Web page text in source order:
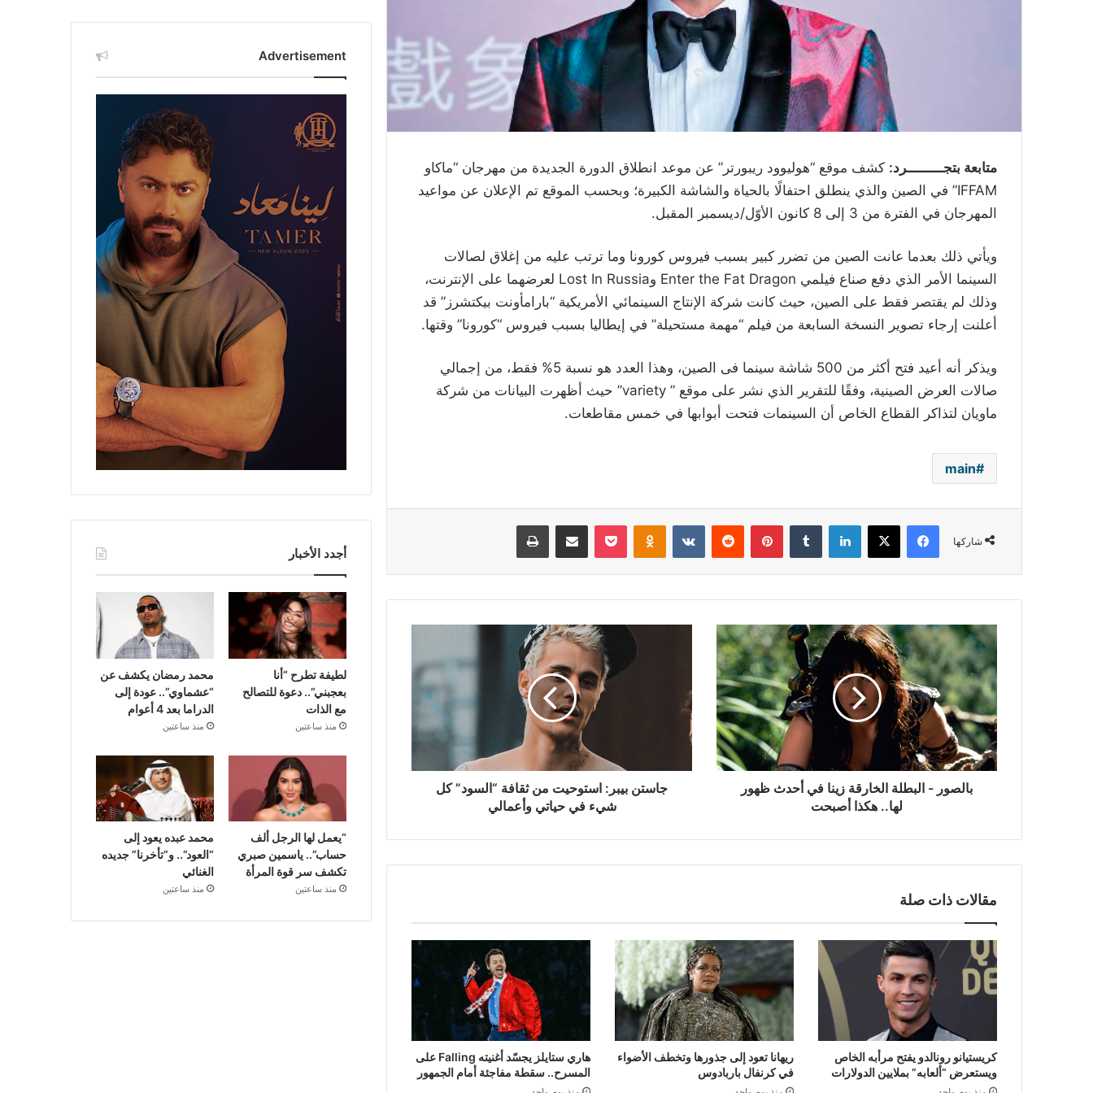
متابعة بتجـــــــــرد: كشف موقع “هوليوود ريبورتر” عن موعد انطلاق الدورة الجديدة من مهرجان “ماكاو
IFFAM” في الصين والذي ينطلق احتفالًا بالحياة والشاشة الكبيرة؛ وبحسب الموقع تم الإعلان عن مواعيد
المهرجان في الفترة من 3 إلى 8 كانون الأوّل/ديسمبر المقبل.
ويأتي ذلك بعدما عانت الصين من تضرر كبير بسبب فيروس كورونا وما ترتب عليه من إغلاق لصالات
السينما الأمر الذي دفع صناع فيلمي Enter the Fat Dragon وLost In Russia لعرضهما على الإنترنت،
وذلك لم يقتصر فقط على الصين، حيث كانت شركة الإنتاج السينمائي الأمريكية “بارامأونت بيكتشرز” قد
أعلنت إرجاء تصوير النسخة السابعة من فيلم “مهمة مستحيلة” في إيطاليا بسبب فيروس “كورونا” وقتها.
ويذكر أنه أعيد فتح أكثر من 500 شاشة سينما فى الصين، وهذا العدد هو نسبة 5% فقط، من إجمالي
صالات العرض الصينية، وفقًا للتقرير الذي نشر على موقع ” variety” حيث أظهرت البيانات من شركة
ماويان لتذاكر القطاع الخاص أن السينمات فتحت أبوابها في خمس مقاطعات.
main
شاركها
فيسبوك ‫X لينكدإن بينتيريست Odnoklassniki
‫Pocket مشاركة عبر البريد طباعة
بالصور
-
البطلة
الخارقة
زينا
في
أحدث
ظهور
لها..
بالصور - البطلة الخارقة زينا في أحدث ظهور
لها.. هكذا أصبحت
ثقافة
“السود”
كل
في
جاستن بيبر: استوحيت من ثقافة “السود” كل
شيء في حياتي وأعمالي
مقالات ذات صلة
كريستيانو رونالدو يفتح مرأبه الخاص
ويستعرض “ألعابه” بملايين الدولارات
ريهانا تعود إلى جذورها وتخطف الأضواء
في كرنفال باربادوس
هاري ستايلز يجسّد أغنيته Falling على
المسرح.. سقطة مفاجئة أمام الجمهور
Advertisement
أجدد الأخبار
لطيفة تطرح “أنا
بعجبني”.. دعوة للتصالح
مع الذات
منذ ساعتين
محمد رمضان يكشف عن
“عشماوي”.. عودة إلى
الدراما بعد 4 أعوام
منذ ساعتين
“يعمل لها الرجل ألف
حساب”.. ياسمين صبري
تكشف سر قوة المرأة
منذ ساعتين
محمد عبده يعود إلى
“العود”.. و”تأخرنا” جديده
الغنائي
منذ ساعتين